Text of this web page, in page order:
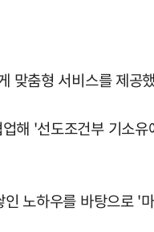
맞춤형 서비스를 제공
해 '선도조건부 기소
노하우를 바탕으로 '